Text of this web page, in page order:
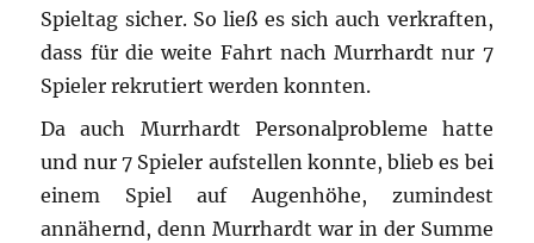
Spieltag sicher. So ließ es sich auch verkraften,
dass für die weite Fahrt nach Murrhardt nur 7
Spieler rekrutiert werden konnten.
Da auch Murrhardt Personalprobleme hatte
und nur 7 Spieler aufstellen konnte, blieb es bei
einem Spiel auf Augenhöhe, zumindest
annähernd, denn Murrhardt war in der Summe